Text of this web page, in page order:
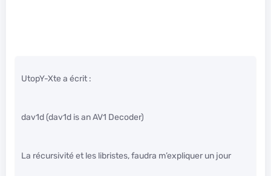
UtopY-Xte a écrit :
dav1d (dav1d is an AV1 Decoder)
La récursivité et les libristes, faudra m’expliquer un jour